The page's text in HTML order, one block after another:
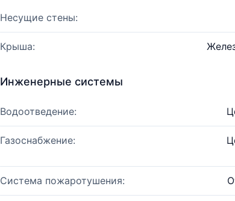
Несущие стены:
Крыша:
Инженерные системы
Водоотведение:
Газоснабжение:
Система пожаротушения: